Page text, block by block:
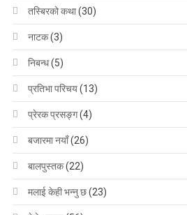
तस्बिरको कथा(30)
नाटक(3)
निबन्ध(5)
प्रतिभा परिचय(13)
प्रेरक प्रसङ्ग(4)
बजारमा नयाँ(26)
बालपुस्तक(22)
मलाई केही भन्नु छ(23)